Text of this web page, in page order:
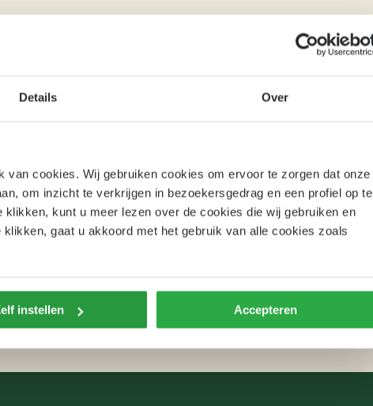
Details Over
van cookies. Wij gebruiken cookies om ervoor te zorgen dat onze
om inzicht te verkrijgen in bezoekersgedrag en een profiel op te
klikken, kunt u meer lezen over de cookies die wij gebruiken en
klikken, gaat u akkoord met het gebruik van alle cookies zoals
instellen Accepteren
kerstmarkt;
partner niet;
korting;
de focus ligt op
Voor inhoudelijke vragen
Transport via tel: 06